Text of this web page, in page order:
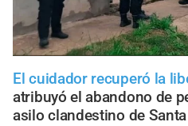
El cuidador recuperó la
atribuyó el abandono de
asilo clandestino de Santa